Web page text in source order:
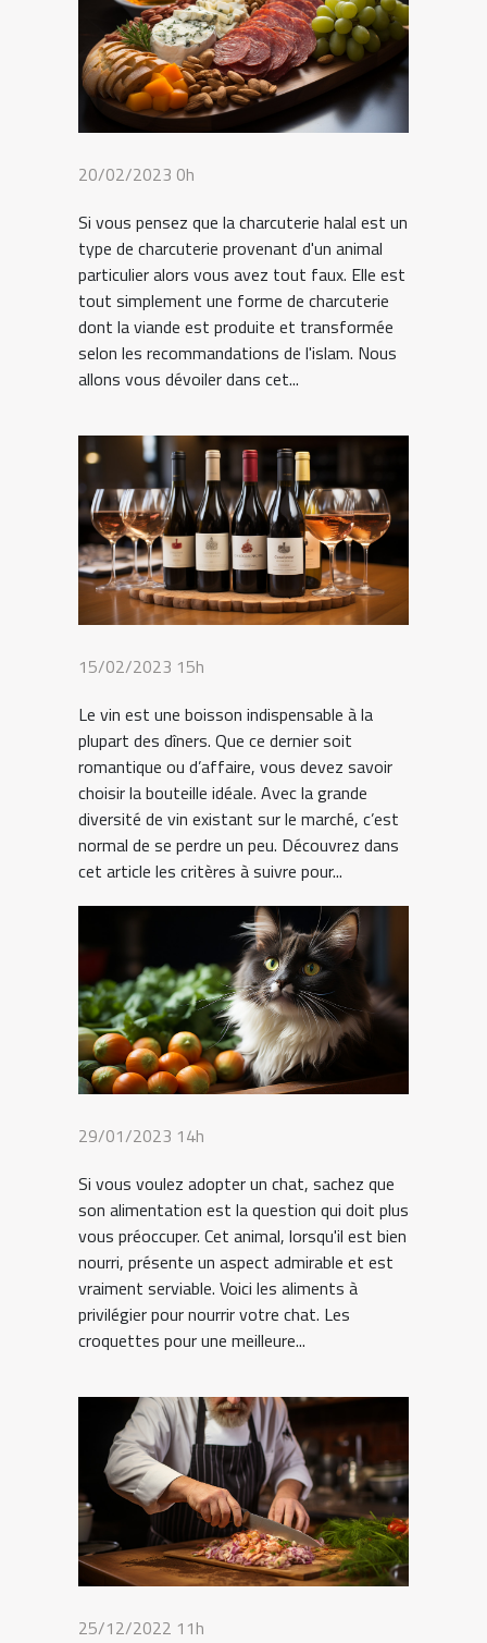
20/02/2023 0h
Si vous pensez que la charcuterie halal est un
type de charcuterie provenant d'un animal
particulier alors vous avez tout faux. Elle est
tout simplement une forme de charcuterie
dont la viande est produite et transformée
selon les recommandations de l'islam. Nous
allons vous dévoiler dans cet...
15/02/2023 15h
Le vin est une boisson indispensable à la
plupart des dîners. Que ce dernier soit
romantique ou d’affaire, vous devez savoir
choisir la bouteille idéale. Avec la grande
diversité de vin existant sur le marché, c’est
normal de se perdre un peu. Découvrez dans
cet article les critères à suivre pour...
29/01/2023 14h
Si vous voulez adopter un chat, sachez que
son alimentation est la question qui doit plus
vous préoccuper. Cet animal, lorsqu'il est bien
nourri, présente un aspect admirable et est
vraiment serviable. Voici les aliments à
privilégier pour nourrir votre chat. Les
croquettes pour une meilleure...
25/12/2022 11h